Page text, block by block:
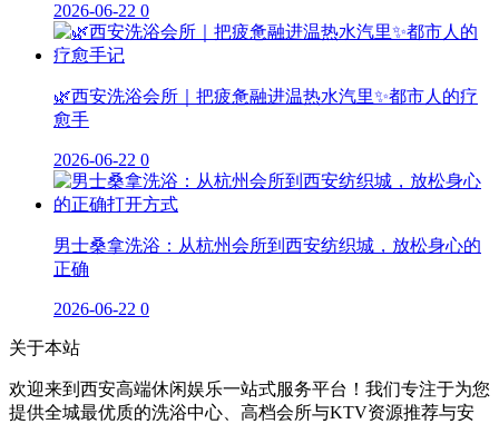
2026-06-22 0
🌿西安洗浴会所｜把疲惫融进温热水汽里✨都市人的疗
愈手
2026-06-22 0
男士桑拿洗浴：从杭州会所到西安纺织城，放松身心的
正确
2026-06-22 0
关于本站
欢迎来到西安高端休闲娱乐一站式服务平台！我们专注于为您
提供全城最优质的洗浴中心、高档会所与KTV资源推荐与安